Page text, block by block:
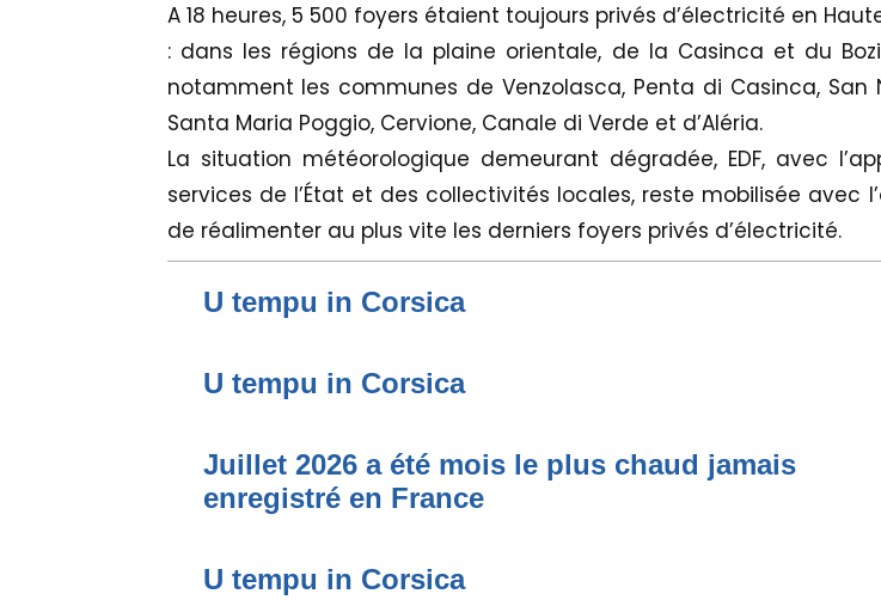
A 18 heures, 5 500 foyers étaient toujours privés d’électricité en
: dans les régions de la plaine orientale, de la Casinca et du
notamment les communes de Venzolasca, Penta di Casinca, San
Santa Maria Poggio, Cervione, Canale di Verde et d’Aléria.
La situation météorologique demeurant dégradée, EDF, avec
services de l’État et des collectivités locales, reste mobilisée avec
de réalimenter au plus vite les derniers foyers privés d’électricité.
U tempu in Corsica
U tempu in Corsica
Juillet 2026 a été mois le plus chaud jamais
enregistré en France
U tempu in Corsica